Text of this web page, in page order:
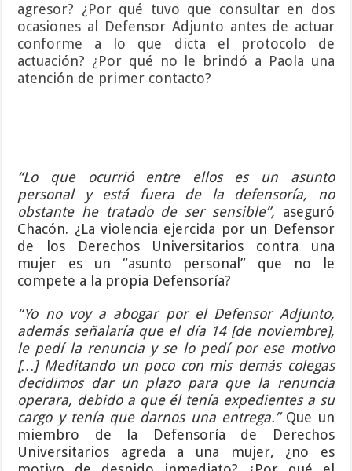
agresor? ¿Por qué tuvo que consultar en dos
ocasiones al Defensor Adjunto antes de actuar
conforme a lo que dicta el protocolo de
actuación? ¿Por qué no le brindó a Paola una
atención de primer contacto?
“Lo que ocurrió entre ellos es un asunto
personal y está fuera de la defensoría, no
obstante he tratado de ser sensible”, aseguró
Chacón. ¿La violencia ejercida por un Defensor
de los Derechos Universitarios contra una
mujer es un “asunto personal” que no le
compete a la propia Defensoría?
“Yo no voy a abogar por el Defensor Adjunto,
además señalaría que el día 14 [de noviembre],
le pedí la renuncia y se lo pedí por ese motivo
[…] Meditando un poco con mis demás colegas
decidimos dar un plazo para que la renuncia
operara, debido a que él tenía expedientes a su
cargo y tenía que darnos una entrega.”Que un
miembro de la Defensoría de Derechos
Universitarios agreda a una mujer, ¿no es